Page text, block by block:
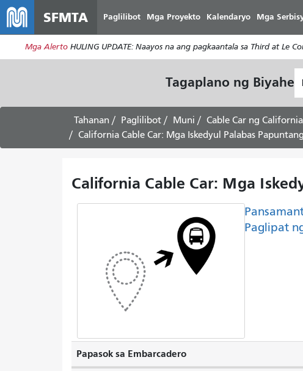
SFMTA Paglilibot Mga Proyekto Kalendaryo Mga
Mga Alerto HULING UPDATE: Naayos na ang pagkaantala sa Third at Le
Tagaplano ng Biyahe
Tahanan Paglilibot Muni
Cable Car ng California
California Cable Car: Mga Iskedyul Palabas
California Cable Car: Mga
Paglipat
Papasok sa Embarcadero